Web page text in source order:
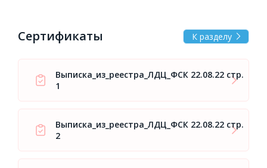
Сертификаты К разделу
Выписка_из_реестра_ЛДЦ_ФСК 22.08.22 стр.
1
Выписка_из_реестра_ЛДЦ_ФСК 22.08.22 стр.
2